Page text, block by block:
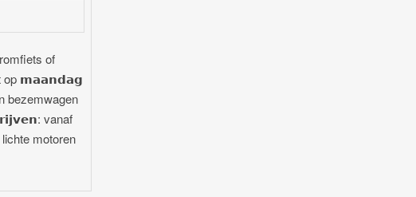
of
op 𝗺𝗮𝗮𝗻𝗱𝗮𝗴
bezemwagen
vanaf
motoren